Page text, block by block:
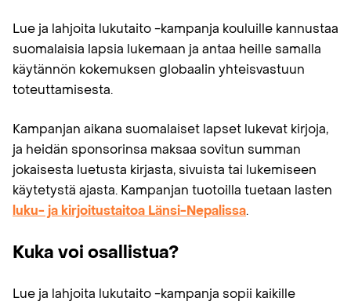
Lue ja lahjoita lukutaito -kampanja kouluille kannustaa
suomalaisia lapsia lukemaan ja antaa heille samalla
käytännön kokemuksen globaalin yhteisvastuun
toteuttamisesta.
Kampanjan aikana suomalaiset lapset lukevat kirjoja,
ja heidän sponsorinsa maksaa sovitun summan
jokaisesta luetusta kirjasta, sivuista tai lukemiseen
käytetystä ajasta. Kampanjan tuotoilla tuetaan lasten
luku- ja kirjoitustaitoa Länsi-Nepalissa.
Kuka voi osallistua?
Lue ja lahjoita lukutaito -kampanja sopii kaikille